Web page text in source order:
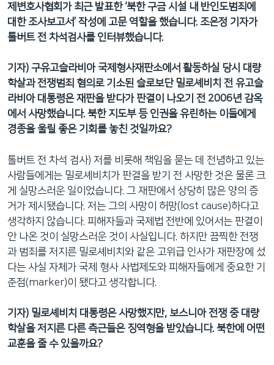
제변호사협회가 최근 발표한 ‘북한 구금 시설 내 반인도범죄에
대한 조사보고서’ 작성에 고문 역할을 했습니다. 조은정 기자가
톨버트 전 차석검사를 인터뷰했습니다.
기자) 구유고슬라비아 국제형사재판소에서 활동하실 당시 대량
학살과 전쟁범죄 혐의로 기소된 슬로보단 밀로셰비치 전 유고슬
라비아 대통령은 재판을 받다가 판결이 나오기 전 2006년 감옥
에서 사망했습니다. 북한 지도부 등 인권을 유린하는 이들에게
경종을 울릴 좋은 기회를 놓친 것일까요?
톨버트 전 차석 검사) 저를 비롯해 책임을 묻는 데 전념하고 있는
사람들에게는 밀로셰비치가 판결을 받기 전 사망한 것은 물론 크
게 실망스러운 일이었습니다. 그 재판에서 상당히 많은 양의 증
거가 제시됐습니다. 저는 그의 사망이 허망(lost cause)하다고
생각하지 않습니다. 피해자들과 국제법 전반에 있어서는 판결이
안 나온 것이 실망스러운 것이 사실입니다. 하지만 끔찍한 전쟁
과 범죄를 저지른 밀로셰비치와 같은 고위급 인사가 재판장에 섰
다는 사실 자체가 국제 형사 사법제도와 피해자들에게 중요한 기
준점(marker)이 됐다고 생각합니다.
기자) 밀로셰비치 대통령은 사망했지만, 보스니아 전쟁 중 대량
학살을 저지른 다른 측근들은 징역형을 받았습니다. 북한에 어떤
교훈을 줄 수 있을까요?